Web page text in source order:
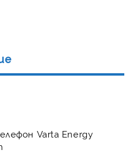
Varta Energy